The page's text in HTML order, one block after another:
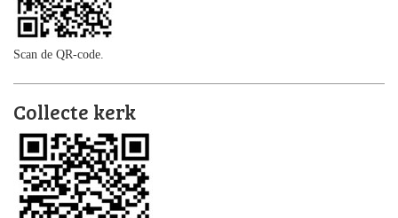
Scan de QR-code.
Collecte kerk